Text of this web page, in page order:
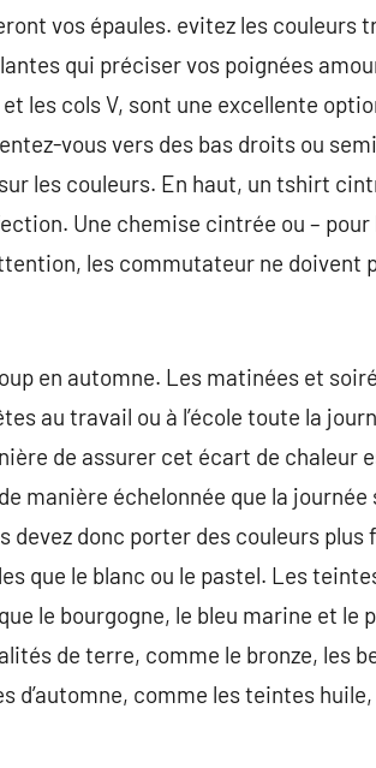
vos épaules. evitez les couleurs
qui préciser vos poignées
les cols V, sont une excellente
vous vers des bas droits ou
les couleurs. En haut, un tshirt
Une chemise cintrée ou – pour
les commutateur ne doivent
en automne. Les matinées et
au travail ou à l’école toute la
de assurer cet écart de chaleur
manière échelonnée que la
donc porter des couleurs plus
que le blanc ou le pastel. Les
le bourgogne, le bleu marine et le
de terre, comme le bronze, les
d’automne, comme les teintes